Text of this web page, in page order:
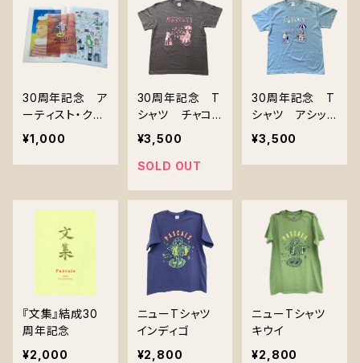
30周年記念 ア
ーティスト・クリ
アファイル 3枚
¥1,000
30周年記念 T
シャツ チャコ
ール ＊バック
プリントあり
¥3,500
SOLD OUT
30周年記念 T
シャツ アシッド
ブルー ＊バッ
クプリントあり
¥3,500
『文集』結成30
周年記念
¥2,000
ニューTシャツ
インディゴ
¥2,800
ニューTシャツ
キウイ
¥2,800